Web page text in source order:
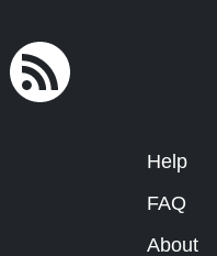
Help
FAQ
About